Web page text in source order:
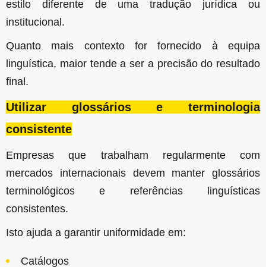
estilo diferente de uma tradução jurídica ou
institucional.
Quanto mais contexto for fornecido à equipa
linguística, maior tende a ser a precisão do resultado
final.
Utilizar glossários e terminologia
consistente
Empresas que trabalham regularmente com
mercados internacionais devem manter glossários
terminológicos e referências linguísticas
consistentes.
Isto ajuda a garantir uniformidade em:
Catálogos